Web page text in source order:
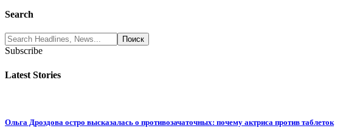
Search
Subscribe
Latest Stories
Ольга Дроздова остро высказалась о противозачаточных: почему актриса против таблеток